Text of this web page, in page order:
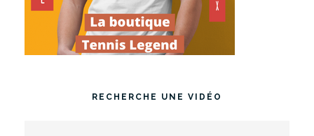
RECHERCHE UNE VIDÉO